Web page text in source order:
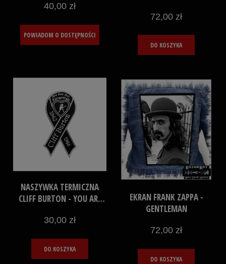
40,00 zł
POWIADOM O DOSTĘPNOŚCI
72,00 zł
DO KOSZYKA
NASZYWKA TERMICZNA
CLIFF BURTON - YOU ARE
30,00 zł
DO KOSZYKA
EKRAN FRANK ZAPPA -
GENTLEMAN
72,00 zł
DO KOSZYKA